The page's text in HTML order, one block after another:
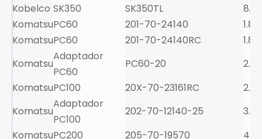
Kobelco SK350 SK350TL
8.3
KomatsuPC60 201-70-24140
1.8
KomatsuPC60 201-70-24140RC
1.8
Komatsu
Adaptador
PC60
PC60-20
2.5
KomatsuPC100 20X-70-23161RC
2.6
Komatsu
Adaptador
PC100
202-70-12140-25
3.3
KomatsuPC200 205-70-19570 4.5